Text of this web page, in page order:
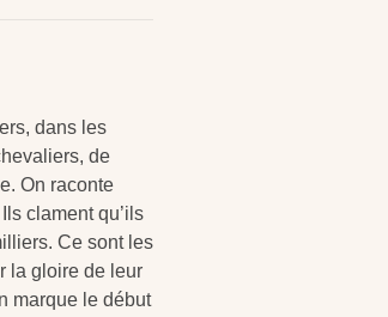
dans les
de
On raconte
clament qu’ils
Ce sont les
la gloire de leur
marque le début